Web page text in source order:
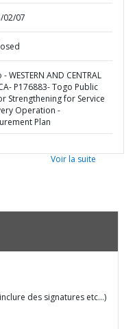
02/07
WESTERN AND CENTRAL
P176883- Togo Public
Strengthening for Service
Operation -
Plan
Voir la suite
des signatures etc…)